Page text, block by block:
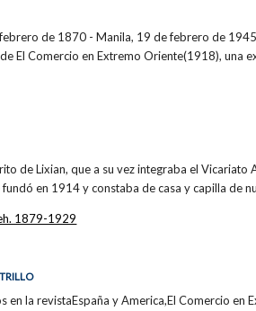
de 1870 - Manila, 19 de febrero de
El Comercio en Extremo Oriente(1918), una
de Lixian, que a su vez integraba el
en 1914 y constaba de casa y capilla de
1879-1929
la revistaEspaña y America,El Comercio en